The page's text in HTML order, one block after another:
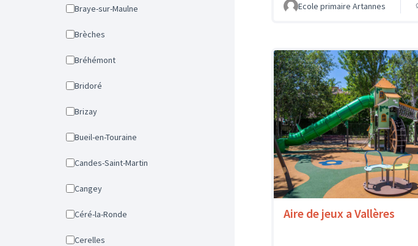
Braye-sur-Maulne
Brèches
Bréhémont
Bridoré
Brizay
Bueil-en-Touraine
Candes-Saint-Martin
Cangey
Céré-la-Ronde
Cerelles
Ecole primaire Artannes
Aire de jeux a Vallères